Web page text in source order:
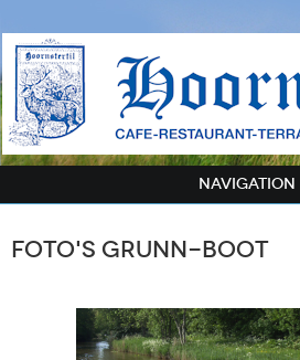
NAVIGATION
Foto's Grunn-boot